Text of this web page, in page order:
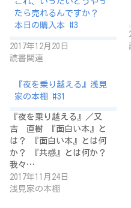
たら売れるんですか？
本日の購入本 #3
2017年12月20日
読書関連
『夜を乗り越える』浅見
家の本棚 #31
『夜を乗り越える』／又
吉 直樹 『面白い本』と
は？ 『面白い本』とは何
か？ 『共感』とは何か？
我々…
2017年11月24日
浅見家の本棚